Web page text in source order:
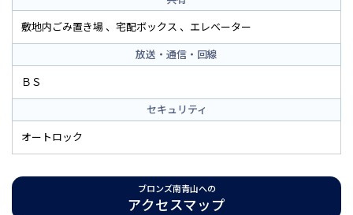
敷地内ごみ置き場
宅配ボックス
エレベーター
放送・通信・回線
ＢＳ
セキュリティ
オートロック
ブロンズ南青山への
アクセスマップ